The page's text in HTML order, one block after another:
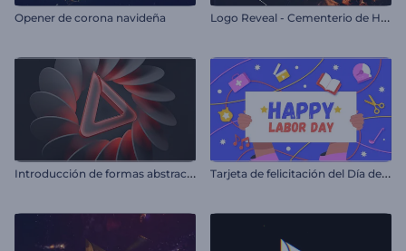
Opener de corona navideña L
ogo Reveal - Cementerio de Halloween
I
ntroducción de formas abstractas giratorias T
arjeta de felicitación del Día del Trabajo